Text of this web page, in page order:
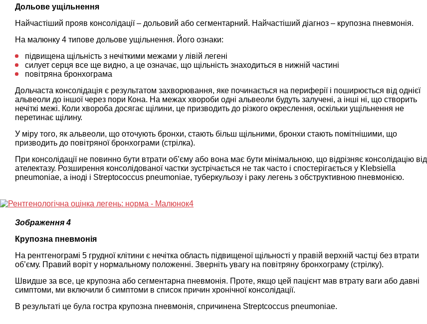
Дольове ущільнення
Найчастіший прояв консолідації – дольовий або сегментарний. Найчастіший діагноз – крупозна пневмонія.
На малюнку 4 типове дольове ущільнення. Його ознаки:
підвищена щільність з нечіткими межами у лівій легені
силует серця все ще видно, а це означає, що щільність знаходиться в нижній частині
повітряна бронхограма
Дольчаста консолідація є результатом захворювання, яке починається на периферії і поширюється від однієї
альвеоли до іншої через пори Кона. На межах хвороби одні альвеоли будуть залучені, а інші ні, що створить
нечіткі межі. Коли хвороба досягає щілини, це призводить до різкого окреслення, оскільки ущільнення не
перетинає щілину.
У міру того, як альвеоли, що оточують бронхи, стають більш щільними, бронхи стають помітнішими, що
призводить до повітряної бронхограми (стрілка).
При консолідації не повинно бути втрати об’єму або вона має бути мінімальною, що відрізняє консолідацію від
ателектазу. Розширення консолідованої частки зустрічається не так часто і спостерігається у Klebsiella
pneumoniae, а іноді і Streptococcus pneumoniae, туберкульозу і раку легень з обструктивною пневмонією.
Зображення 4
Крупозна пневмонія
На рентгенограмі 5 грудної клітини є нечітка область підвищеної щільності у правій верхній частці без втрати
об’єму. Правий воріт у нормальному положенні. Зверніть увагу на повітряну бронхограму (стрілку).
Швидше за все, це крупозна або сегментарна пневмонія. Проте, якщо цей пацієнт мав втрату ваги або давні
симптоми, ми включили б симптоми в список причин хронічної консолідації.
В результаті це була гостра крупозна пневмонія, спричинена Streptcoccus pneumoniae.